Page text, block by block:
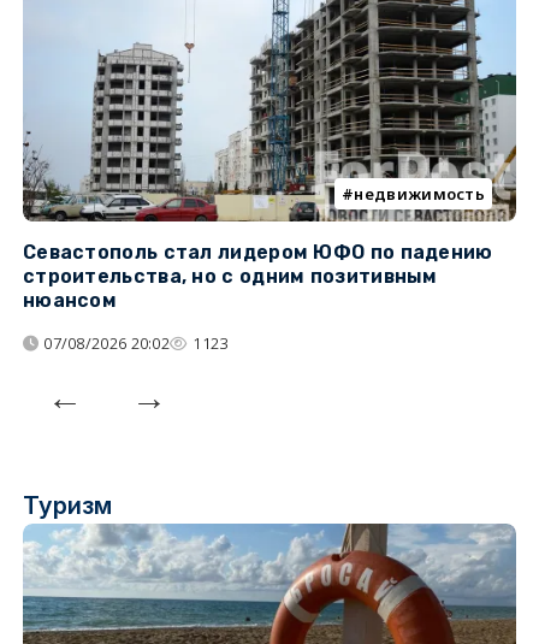
недвижимость
Севастополь стал лидером ЮФО по падению
строительства, но с одним позитивным
нюансом
07/08/2026 20:02 1123
Туризм